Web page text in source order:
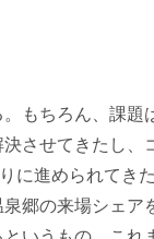
もちろん、課題
させてきたし、
に進められてき
郷の来場シェア